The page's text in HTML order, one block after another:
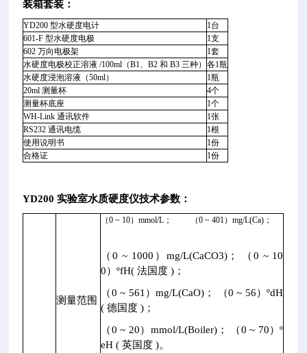
装箱套装：
YD200 型水硬度电计
1台
601-F 型水硬度电极
1支
602 万向电极架
1套
水硬度电极校正溶液 /100ml（B1、B2 和 B3 三种） 各1瓶
水硬度浸泡溶液（50ml）
1瓶
20ml 测量杯
4个
测量杯底座
1个
WH-Link 通讯软件
1张
RS232 通讯电缆
1根
使用说明书
1份
合格证
1份
YD200 实验室水质硬度仪技术参数：
测量范围
（0 ~ 10）mmol/L； （0 ~ 401）mg/L(Ca)；
（0 ~ 1000）mg/L(CaCO3)； （0 ~ 10
0）ºfH( 法国度 )；
（0 ~ 561）mg/L(CaO)； （0 ~ 56）ºdH
( 德国度 )；
（0 ~ 20）mmol/L(Boiler)； （0 ~ 70）º
eH ( 英国度 )。